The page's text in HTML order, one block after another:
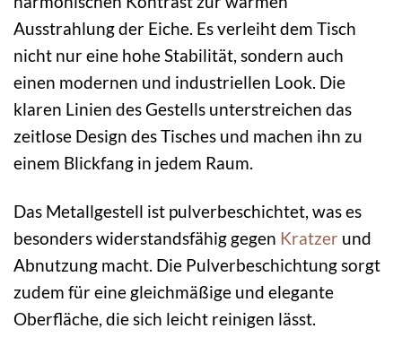
Ausstrahlung der Eiche. Es verleiht dem Tisch
nicht nur eine hohe Stabilität, sondern auch
einen modernen und industriellen Look. Die
klaren Linien des Gestells unterstreichen das
zeitlose Design des Tisches und machen ihn zu
einem Blickfang in jedem Raum.
Das Metallgestell ist pulverbeschichtet, was es
besonders widerstandsfähig gegen Kratzer und
Abnutzung macht. Die Pulverbeschichtung sorgt
zudem für eine gleichmäßige und elegante
Oberfläche, die sich leicht reinigen lässt.